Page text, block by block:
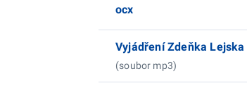
ocx
Vyjádření Zdeňka
(soubor mp3)